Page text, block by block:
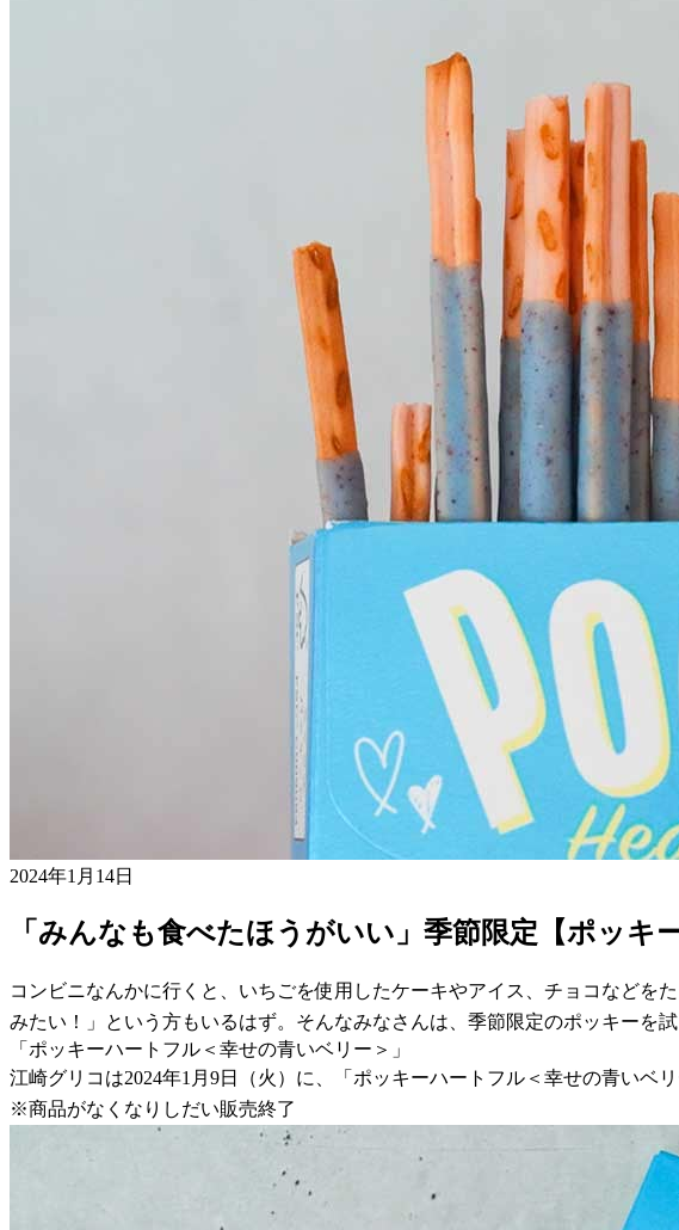
2024年1月14日
「みんなも食べたほうがいい」季節限定【ポッキ
コンビニなんかに行くと、いちごを使用したケーキやアイス、チョコなどを
みたい！」という方もいるはず。そんなみなさんは、季節限定のポッキーを
「ポッキーハートフル＜幸せの青いベリー＞」
江崎グリコは2024年1月9日（火）に、「ポッキーハートフル＜幸せの青いベ
※商品がなくなりしだい販売終了